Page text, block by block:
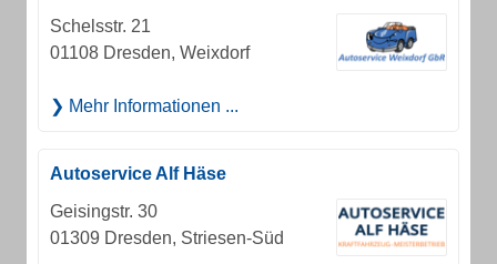
Schelsstr. 21
01108 Dresden, Weixdorf
Mehr Informationen ...
Autoservice Alf Häse
Geisingstr. 30
01309 Dresden, Striesen-Süd